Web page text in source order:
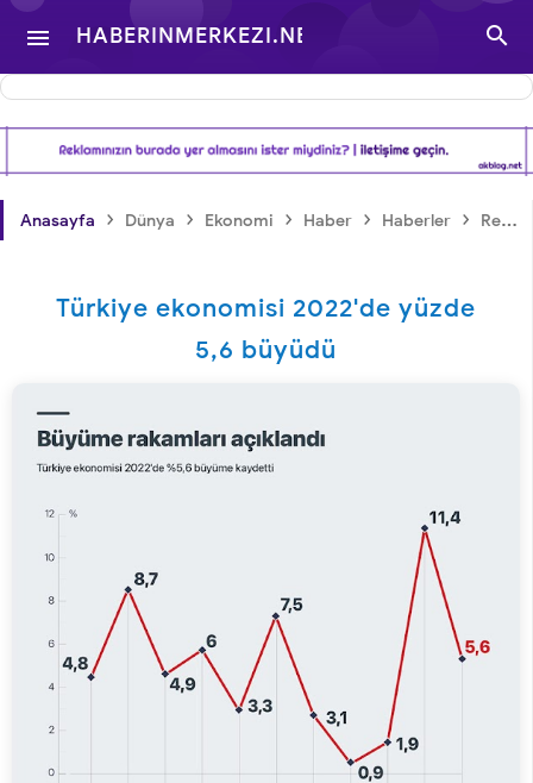
 HABERINMERKEZI.NET
- TÜRKIYE VE DÜNYA
GÜNDEMINDEN

Anasayfa › Dünya › Ekonomi › Haber › Haberler › Reklam
Türkiye ekonomisi 2022'de yüzde
5,6 büyüdü